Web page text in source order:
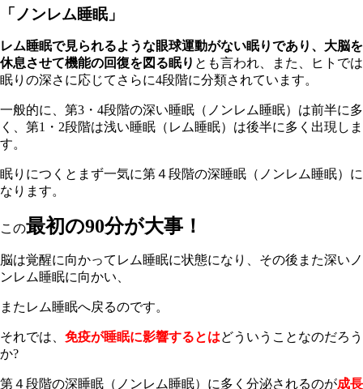
「ノンレム睡眠」
レム睡眠で見られるような眼球運動がない眠りであり、大脳を
休息させて機能の回復を図る眠り とも言われ、また、ヒトでは
眠りの深さに応じてさらに4段階に分類されています。
一般的に、第3 ・ 4段階の深い睡眠（ノンレム睡眠）は前半に多
く、 第1・2段階は浅い睡眠（レム睡眠）は後半に多く出現しま
す。
眠りにつくとまず一気に第４段階の深睡眠（ノンレム睡眠）に
なります。
この最初の90分が大事！
脳は覚醒に向かってレム睡眠に状態になり、その後また深いノ
ンレム睡眠に向かい、
またレム睡眠へ戻るのです。
それでは、 免疫が睡眠に影響するとはどういうことなのだろう
か?
第４段階の深睡眠（ノンレム睡眠）に多く分泌されるのが成長